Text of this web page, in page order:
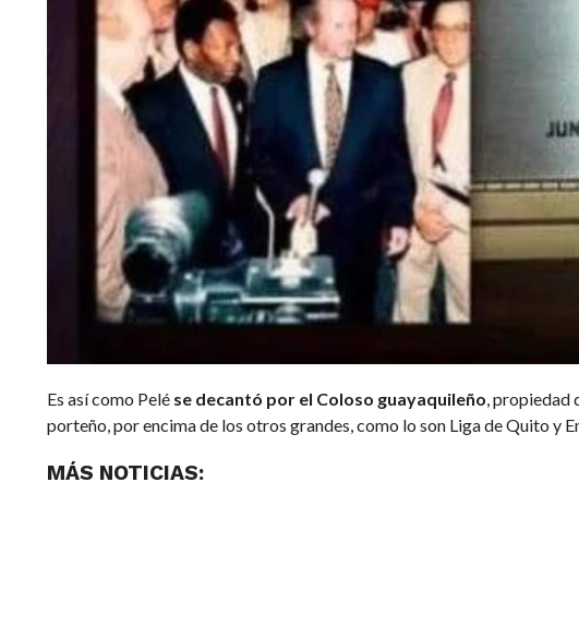
Es así como Pelé se decantó por el Coloso guayaquileño ,
porteño, por encima de los otros grandes, como lo son Liga de Quito y
MÁS NOTICIAS: